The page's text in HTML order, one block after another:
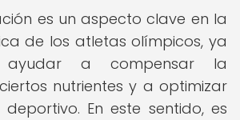
es un aspecto clave en la
de los atletas olímpicos, ya
a compensar la
nutrientes y a optimizar
En este sentido, es